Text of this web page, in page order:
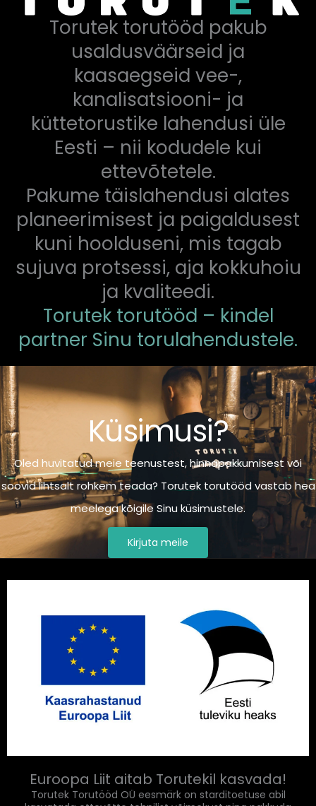
Torutek torutööd pakub
usaldusväärseid ja
kaasaegseid vee-,
kanalisatsiooni- ja
küttetorustike lahendusi üle
Eesti – nii kodudele kui
ettevõtetele.
Pakume täislahendusi alates
planeerimisest ja paigaldusest
kuni hoolduseni, mis tagab
sujuva protsessi, aja kokkuhoiu
ja kvaliteedi.
Torutek torutööd – kindel
partner Sinu torulahendustele.
Küsimusi?
Oled huvitatud meie teenustest, hinnapakkumisest või
soovid lihtsalt rohkem teada? Torutek torutööd vastab hea
meelega kõigile Sinu küsimustele.
Kirjuta meile
Euroopa Liit aitab Torutekil kasvada!
Torutek Torutööd OÜ eesmärk on starditoetuse abil